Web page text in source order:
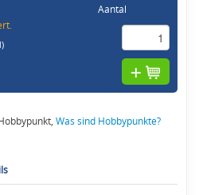
)
Aantal
Was sind Hobbypunkte?